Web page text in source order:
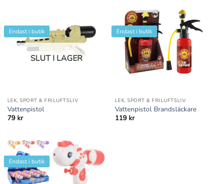
79 kr.49 kr.
Endast i butik
SLUT I LAGER
LEK, SPORT & FRILUFTSLIV
Vattenpistol
79 kr
Endast i butik
LEK, SPORT & FRILUFTSLIV
Vattenpistol Brandsläckare
119 kr
Endast i butik